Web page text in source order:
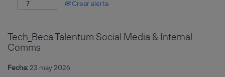
Crear alerta
Tech_Beca Talentum Social Media & Internal
Comms
Fecha: 23 may 2026